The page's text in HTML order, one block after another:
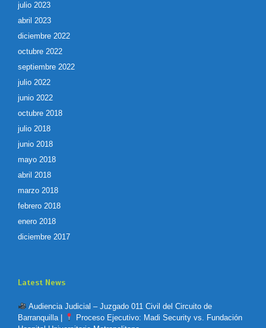
julio 2023
abril 2023
diciembre 2022
octubre 2022
septiembre 2022
julio 2022
junio 2022
octubre 2018
julio 2018
junio 2018
mayo 2018
abril 2018
marzo 2018
febrero 2018
enero 2018
diciembre 2017
Latest News
Audiencia Judicial – Juzgado 011 Civil del Circuito de
Barranquilla |
Proceso Ejecutivo: Madi Security vs. Fundación